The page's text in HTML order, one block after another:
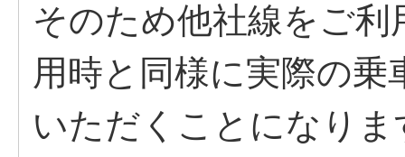
そのため他社線をご
用時と同様に実際の
いただくことになり